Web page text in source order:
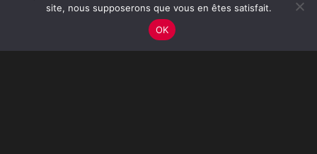
site, nous supposerons que vous en êtes satisfait.
OK